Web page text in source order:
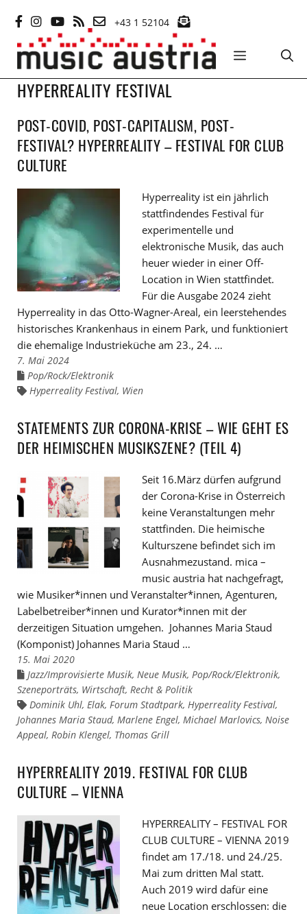
Inhalt
springen
+43 1 52104
MENÜ
HYPERREALITY FESTIVAL
POST-COVID, POST-CAPITALISM, POST-
FESTIVAL? HYPERREALITY – FESTIVAL FOR CLUB
CULTURE
Hyperreality ist ein jährlich
stattfindendes Festival für
experimentelle und
elektronische Musik, das auch
heuer wieder in einer Off-
Location in Wien stattfindet.
Für die Ausgabe 2024 zieht
Hyperreality in das Otto-Wagner-Areal, ein leerstehendes
historisches Krankenhaus in einem Park, und funktioniert
die ehemalige Industrieküche am 23., 24. …
7. Mai 2024
Links
den
Pop/Rock/Elektronik
Links
zu
Hyperreality Festival, Wien
STATEMENTS ZUR CORONA-KRISE – WIE GEHT ES
DER HEIMISCHEN MUSIKSZENE? (TEIL 4)
Seit 16.März dürfen aufgrund
der Corona-Krise in Österreich
keine Veranstaltungen mehr
stattfinden. Die heimische
Kulturszene befindet sich im
Ausnahmezustand. mica –
music austria hat nachgefragt,
wie Musiker*innen und Veranstalter*innen, Agenturen,
Labelbetreiber*innen und Kurator*innen mit der
derzeitigen Situation umgehen. Johannes Maria Staud
(Komponist) Johannes Maria Staud …
15. Mai 2020
Links
zu
den
Kategorien
Jazz/Improvisierte Musik, Neue Musik, Pop/Rock/Elektronik,
Szeneporträts, Wirtschaft, Recht & Politik
Links
den
Tags
Dominik Uhl, Elak, Forum Stadtpark, Hyperreality Festival,
Johannes Maria Staud, Marlene Engel, Michael Marlovics, Noise
Appeal, Robin Klengel, Thomas Grill
HYPERREALITY 2019. FESTIVAL FOR CLUB
CULTURE – VIENNA
HYPERREALITY – FESTIVAL FOR
CLUB CULTURE – VIENNA 2019
findet am 17./18. und 24./25.
Mai zum dritten Mal statt.
Auch 2019 wird dafür eine
neue Location erschlossen: die